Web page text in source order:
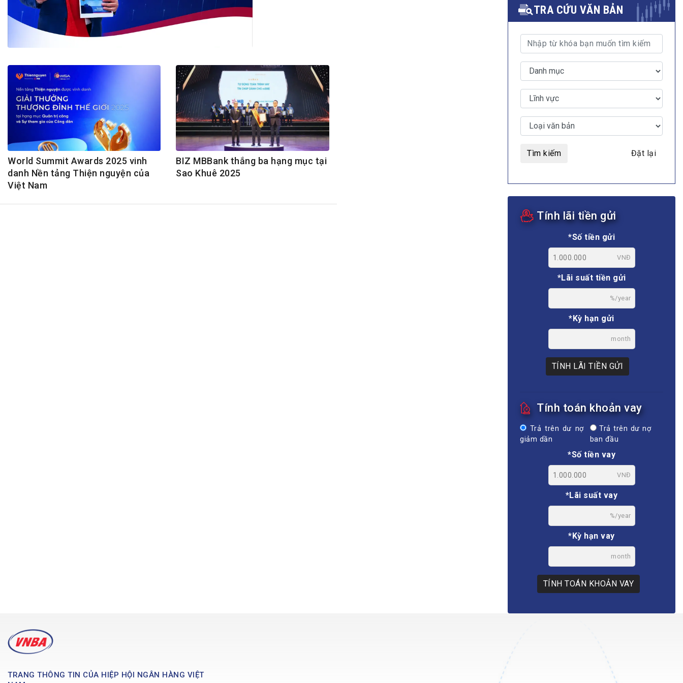
Bộ Chuẩn mực Đạo đức nghề nghiệp
Đối tác
Đấu giá tài sản
Cơ hội việc làm
GÓP Ý CHÍNH SÁCH
Dự thảo luật
Tư vấn – Hỏi đáp
Tra cứu văn bản
ĐẤU GIÁ TÀI SẢN
MULTIMEDIA
Video
E-magazines
World Summit Awards 2025 vinh
danh Nền tảng Thiện nguyện của
Việt Nam
BIZ MBBank thắng ba hạng mục tại
Sao Khuê 2025
TRA CỨU VĂN BẢN
Tìm kiếm Đặt lại
Tính lãi tiền gửi
*Số tiền gửi
VNĐ
*Lãi suất tiền gửi
%/year
*Kỳ hạn gửi
month
TÍNH LÃI TIỀN GỬI
Tính toán khoản vay
Trả trên dư nợ
giảm dần
Trả trên dư nợ
ban đầu
*Số tiền vay
VNĐ
*Lãi suất vay
%/year
*Kỳ hạn vay
month
TÍNH TOÁN KHOẢN VAY
TRANG THÔNG TIN CỦA HIỆP HỘI NGÂN HÀNG VIỆT